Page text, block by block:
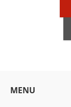
MENU